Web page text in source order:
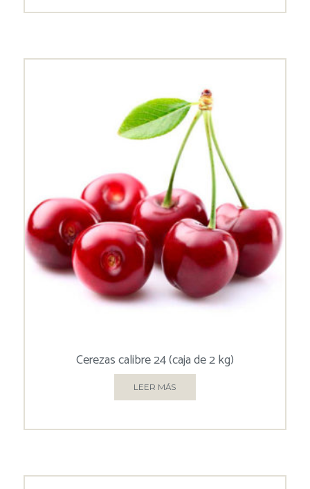
Cerezas calibre 24 (caja de 2 kg)
LEER MÁS